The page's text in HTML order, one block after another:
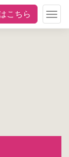
こちら